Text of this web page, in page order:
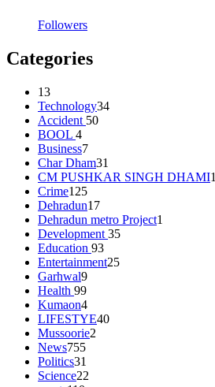
Followers
Categories
13
Technology34
Accident 50
BOOL 4
Business7
Char Dham31
CM PUSHKAR SINGH DHAMI1
Crime125
Dehradun17
Dehradun metro Project1
Development 35
Education 93
Entertainment25
Garhwal9
Health 99
Kumaon4
LIFESTYE40
Mussoorie2
News755
Politics31
Science22